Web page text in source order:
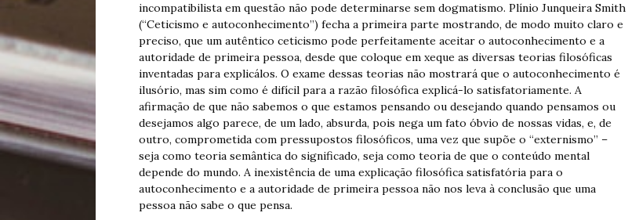
incompatibilista em questão não pode determinarse sem dogmatismo. Plínio Junqueira Smith
(“Ceticismo e autoconhecimento”) fecha a primeira parte mostrando, de modo muito claro e
preciso, que um autêntico ceticismo pode perfeitamente aceitar o autoconhecimento e a
autoridade de primeira pessoa, desde que coloque em xeque as diversas teorias filosóficas
inventadas para explicálos. O exame dessas teorias não mostrará que o autoconhecimento é
ilusório, mas sim como é difícil para a razão filosófica explicá-lo satisfatoriamente. A
afirmação de que não sabemos o que estamos pensando ou desejando quando pensamos ou
desejamos algo parece, de um lado, absurda, pois nega um fato óbvio de nossas vidas, e, de
outro, comprometida com pressupostos filosóficos, uma vez que supõe o “externismo” –
seja como teoria semântica do significado, seja como teoria de que o conteúdo mental
depende do mundo. A inexistência de uma explicação filosófica satisfatória para o
autoconhecimento e a autoridade de primeira pessoa não nos leva à conclusão que uma
pessoa não sabe o que pensa.